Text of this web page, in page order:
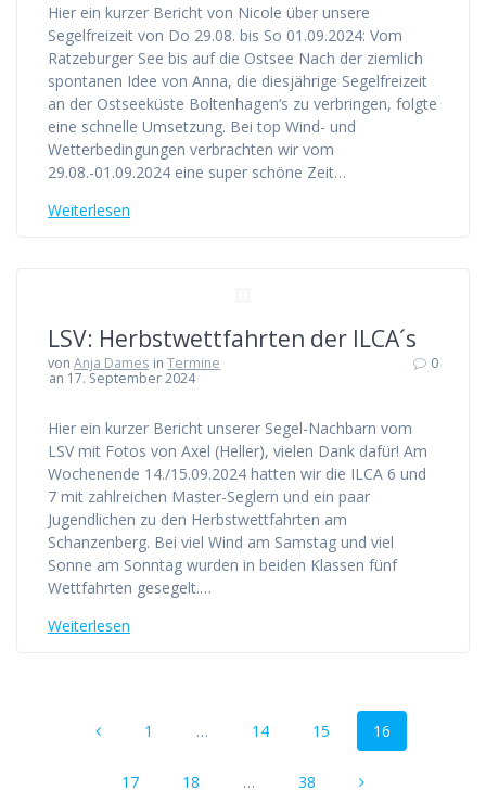
Hier ein kurzer Bericht von Nicole über unsere
Segelfreizeit von Do 29.08. bis So 01.09.2024: Vom
Ratzeburger See bis auf die Ostsee Nach der ziemlich
spontanen Idee von Anna, die diesjährige Segelfreizeit
an der Ostseeküste Boltenhagen‘s zu verbringen, folgte
eine schnelle Umsetzung. Bei top Wind- und
Wetterbedingungen verbrachten wir vom
29.08.-01.09.2024 eine super schöne Zeit…
Weiterlesen
LSV: Herbstwettfahrten der ILCA´s
von Anja Dames inTermine
an 17. September 2024
0
Hier ein kurzer Bericht unserer Segel-Nachbarn vom
LSV mit Fotos von Axel (Heller), vielen Dank dafür! Am
Wochenende 14./15.09.2024 hatten wir die ILCA 6 und
7 mit zahlreichen Master-Seglern und ein paar
Jugendlichen zu den Herbstwettfahrten am
Schanzenberg. Bei viel Wind am Samstag und viel
Sonne am Sonntag wurden in beiden Klassen fünf
Wettfahrten gesegelt.…
Weiterlesen
Seite
1 … Seite
14 Seite
15 Seite
16
Seite
17 Seite
18 … Seite
38